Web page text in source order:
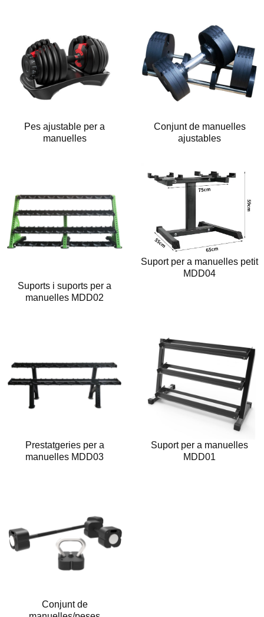
Pes ajustable per a
manuelles
Conjunt de manuelles
ajustables
Suports i suports per a
manuelles MDD02
Suport per a manuelles petit
MDD04
Prestatgeries per a
manuelles MDD03
Suport per a manuelles
MDD01
Conjunt de